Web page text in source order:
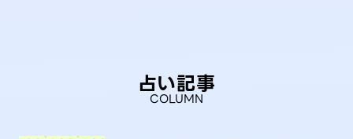
占い記事
COLUMN